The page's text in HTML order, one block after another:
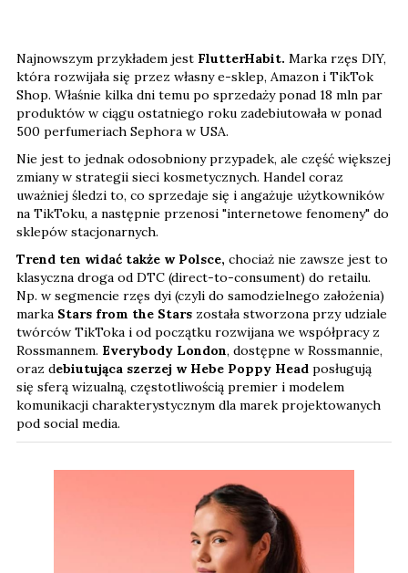
Najnowszym przykładem jest FlutterHabit. Marka rzęs DIY,
która rozwijała się przez własny e-sklep, Amazon i TikTok
Shop. Właśnie kilka dni temu po sprzedaży ponad 18 mln par
produktów w ciągu ostatniego roku zadebiutowała w ponad
500 perfumeriach Sephora w USA.
Nie jest to jednak odosobniony przypadek, ale część większej
zmiany w strategii sieci kosmetycznych. Handel coraz
uważniej śledzi to, co sprzedaje się i angażuje użytkowników
na TikToku, a następnie przenosi "internetowe fenomeny" do
sklepów stacjonarnych.
Trend ten widać także w Polsce, chociaż nie zawsze jest to
klasyczna droga od DTC (direct-to-consument) do retailu.
Np. w segmencie rzęs dyi (czyli do samodzielnego założenia)
marka Stars from the Stars została stworzona przy udziale
twórców TikToka i od początku rozwijana we współpracy z
Rossmannem. Everybody London, dostępne w Rossmannie,
oraz debiutująca szerzej w Hebe Poppy Head posługują
się sferą wizualną, częstotliwością premier i modelem
komunikacji charakterystycznym dla marek projektowanych
pod social media.